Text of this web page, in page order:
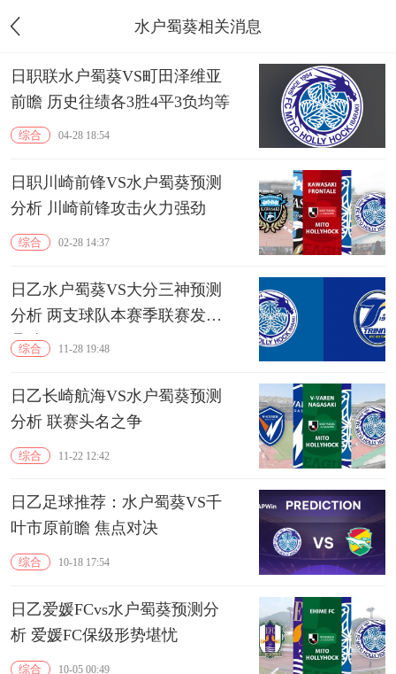
水户蜀葵相关消息
日职联水户蜀葵VS町田泽维亚
前瞻 历史往绩各3胜4平3负均等
综合 04-28 18:54
日职川崎前锋VS水户蜀葵预测
分析 川崎前锋攻击火力强劲
综合 02-28 14:37
日乙水户蜀葵VS大分三神预测
分析 两支球队本赛季联赛发挥
悬殊
综合 11-28 19:48
日乙长崎航海VS水户蜀葵预测
分析 联赛头名之争
综合 11-22 12:42
日乙足球推荐：水户蜀葵VS千
叶市原前瞻 焦点对决
综合 10-18 17:54
日乙爱媛FCvs水户蜀葵预测分
析 爱媛FC保级形势堪忧
综合 10-05 00:49